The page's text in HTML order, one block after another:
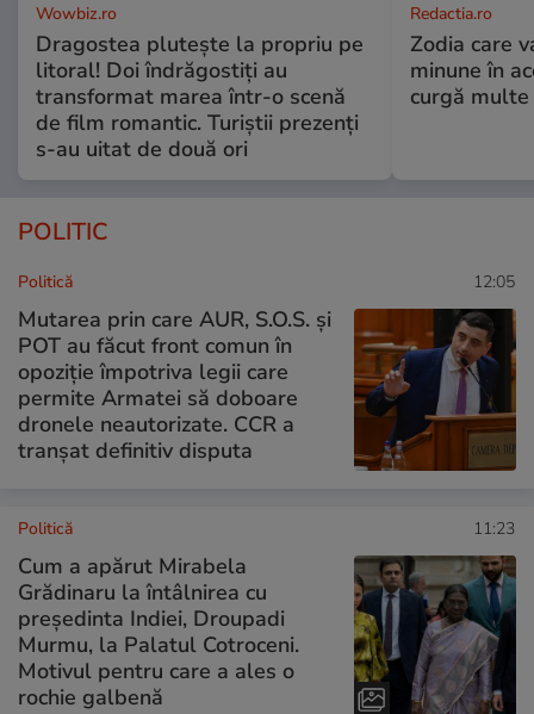
Wowbiz.ro
Dragostea plutește la propriu pe
litoral! Doi îndrăgostiți au
transformat marea într-o scenă
de film romantic. Turiștii prezenți
s-au uitat de două ori
Redactia.ro
Zodia care
minune în
curgă
POLITIC
Politică 12:05
Mutarea prin care AUR, S.O.S. și
POT au făcut front comun în
opoziție împotriva legii care
permite Armatei să doboare
dronele neautorizate. CCR a
tranșat definitiv disputa
Politică 11:23
Cum a apărut Mirabela
Grădinaru la întâlnirea cu
președinta Indiei, Droupadi
Murmu, la Palatul Cotroceni.
Motivul pentru care a ales o
rochie galbenă